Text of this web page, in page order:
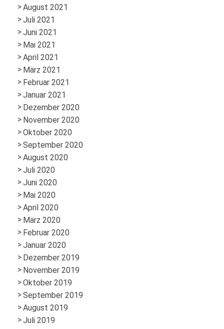
August 2021
Juli 2021
Juni 2021
Mai 2021
April 2021
März 2021
Februar 2021
Januar 2021
Dezember 2020
November 2020
Oktober 2020
September 2020
August 2020
Juli 2020
Juni 2020
Mai 2020
April 2020
März 2020
Februar 2020
Januar 2020
Dezember 2019
November 2019
Oktober 2019
September 2019
August 2019
Juli 2019